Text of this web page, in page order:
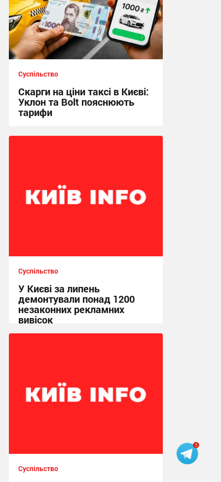
Суспільство
Скарги на ціни таксі в Києві:
Уклон та Bolt пояснюють
тарифи
Суспільство
У Києві за липень
демонтували понад 1200
незаконних рекламних
вивісок
Суспільство